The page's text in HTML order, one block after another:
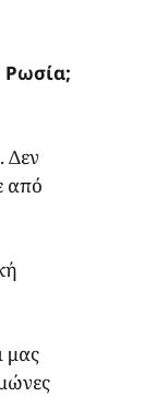
Ρωσία;
Δεν
από
μας